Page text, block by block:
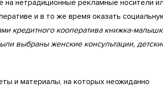
нетрадиционные рекламные носители
и в то же время оказать
кредитного кооператива книжка-
выбраны женские консультации,
и материалы, на которых неожиданно